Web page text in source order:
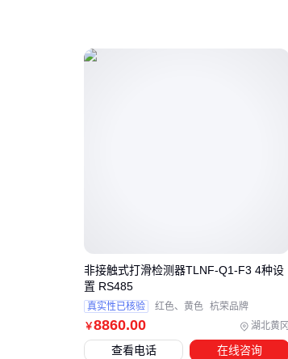
￥8860.00 湖北黄冈
非接触式打滑检测器TLNF-Q1-F3 4种设
置 RS485
真实性已核验 红色、黄色 杭荣品牌
查看电话 在线咨询